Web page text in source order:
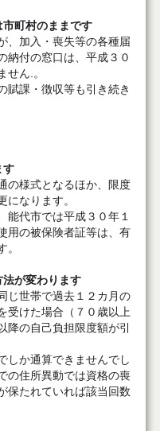
町村のままです
、加入・喪失等の各種届
納付の窓口は、平成３０
せん.。
課・徴収等も引き続き
す
の様式となるほか、限度
になります。
代市では平成３０年１
用の被保険者証等は、有
。
が変わります
じ世帯で過去１２カ月の
受けた場合（７０歳以上
降の自己負担限度額が引
しか通算できませんでし
の住所異動では資格の喪
保たれていれば該当回数